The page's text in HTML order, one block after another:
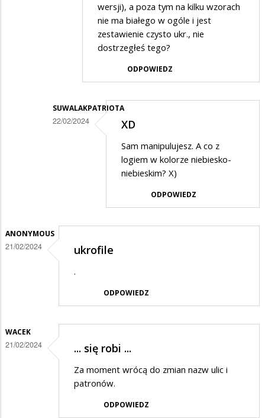
wersji), a poza tym na kilku wzorach
nie ma białego w ogóle i jest
zestawienie czysto ukr., nie
dostrzegłeś tego?
ODPOWIEDZ
SUWALAKPATRIOTA
22/02/2024
odpowiedzi
na
Nieprawda,
nie
manipuluj…
XD
Sam manipulujesz. A co z
logiem w kolorze niebiesko-
niebieskim? X)
ODPOWIEDZ
ANONYMOUS
21/02/2024 ukrofile
.
ODPOWIEDZ
WACEK
21/02/2024 ... się robi ...
Za moment wrócą do zmian nazw ulic i
patronów.
ODPOWIEDZ